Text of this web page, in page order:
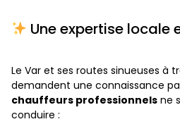
Une expertise locale
Le Var et ses routes sinueuses à
demandent une connaissance
chauffeurs professionnels ne
conduire :